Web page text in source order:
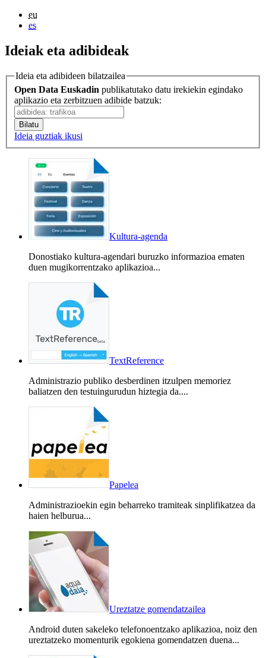
eu
es
Ideiak eta adibideak
Ideia eta adibideen bilatzailea
Open Data Euskadin publikatutako datu irekiekin egindako
aplikazio eta zerbitzuen adibide batzuk:
Ideia guztiak ikusi
Kultura-agenda
Donostiako kultura-agendari buruzko informazioa ematen
duen mugikorrentzako aplikazioa...
TextReference
Administrazio publiko desberdinen itzulpen memoriez
baliatzen den testuingurudun hiztegia da....
Papelea
Administrazioekin egin beharreko tramiteak sinplifikatzea da
haien helburua...
Ureztatze gomendatzailea
Android duten sakeleko telefonoentzako aplikazioa, noiz den
ureztatzeko momenturik egokiena gomendatzen duena...